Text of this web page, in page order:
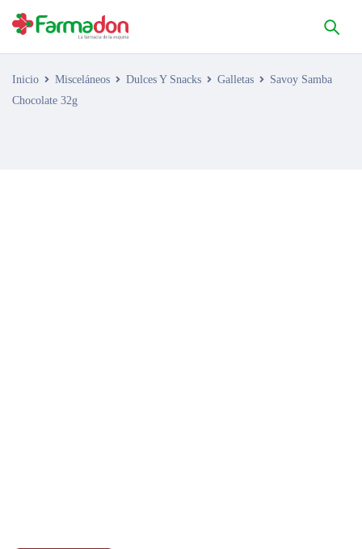
Inicio Misceláneos Dulces Y Snacks Galletas
Savoy Samba
Chocolate 32g